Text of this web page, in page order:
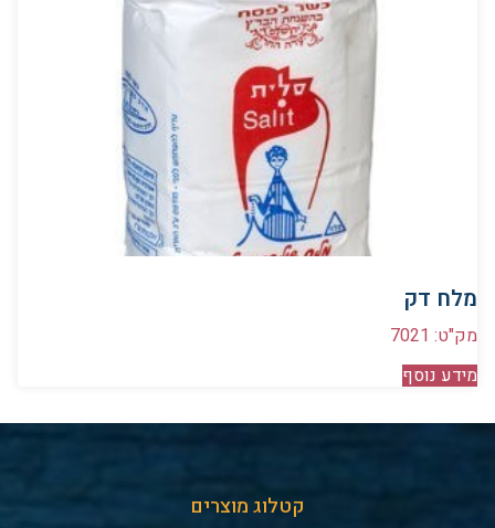
מלח דק
מק"ט: 7021
מידע נוסף
קטלוג מוצרים